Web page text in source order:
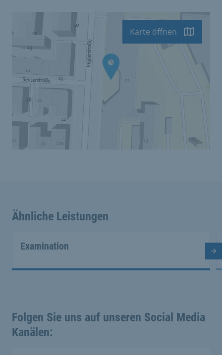
Karte öffnen
Ähnliche Leistungen
Examination
Folgen Sie uns auf unseren Social Media
Kanälen: